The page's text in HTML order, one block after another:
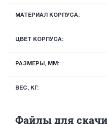
МАТЕРИАЛ КОРПУСА:
ЦВЕТ КОРПУСА:
РАЗМЕРЫ, ММ:
ВЕС, КГ:
Файлы для